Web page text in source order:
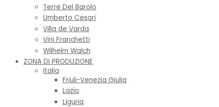
Terre Del Barolo
Umberto Cesari
Villa de Varda
Vini Franchetti
Wilhelm Walch
ZONA DI PRODUZIONE
Italia
Friuli-Venezia Giulia
Lazio
Liguria